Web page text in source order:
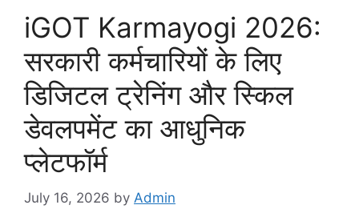
iGOT Karmayogi 2026:
सरकारी कर्मचारियों के लिए
डिजिटल ट्रेनिंग और स्किल
डेवलपमेंट का आधुनिक
प्लेटफॉर्म
July 16, 2026 by Admin